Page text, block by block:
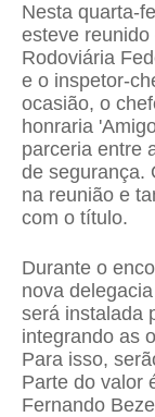
Nesta quarta-
esteve
Rodoviária
e o inspetor-
ocasião, o
honraria
parceria entre
de segurança.
na reunião e
com o título.
Durante o
nova
será instalada
integrando as
Para isso,
Parte do valor
Fernando